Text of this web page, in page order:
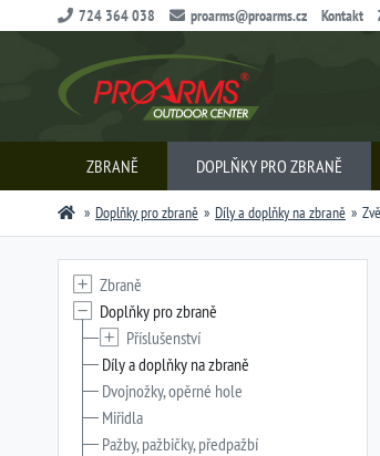
724 364 038 proarms@proarms.cz Kontakt
ZBRANĚ DOPLŇKY PRO ZBRANĚ
Doplňky pro zbraně Díly a doplňky na zbraně
Zbraně
Doplňky pro zbraně
Příslušenství
Díly a doplňky na zbraně
Dvojnožky, opěrné hole
Miřidla
Pažby, pažbičky, předpažbí